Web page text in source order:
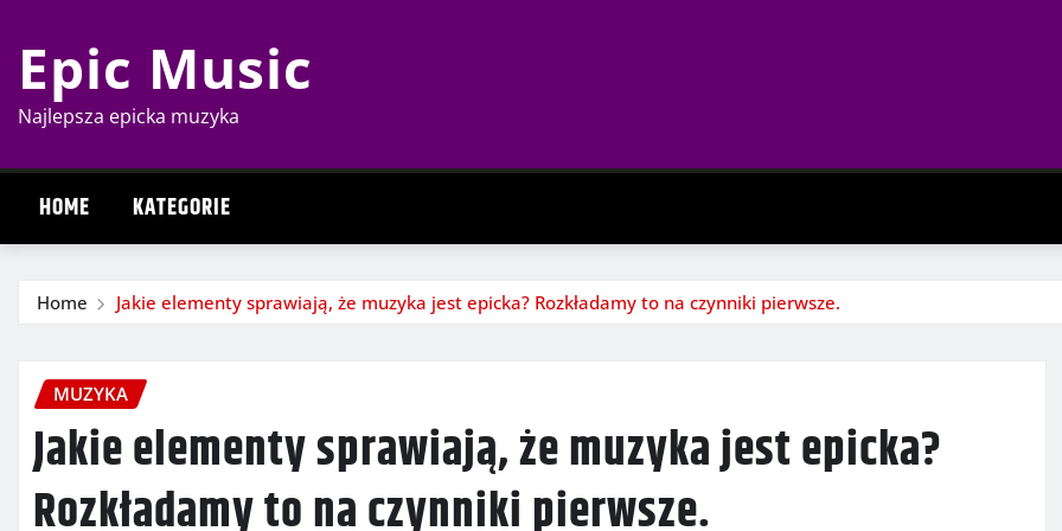
content
Epic Music
Najlepsza epicka muzyka
HOME KATEGORIE
Home Jakie elementy sprawiają, że muzyka jest epicka? Rozkładamy to na czynniki pierwsze.
MUZYKA
Jakie elementy sprawiają, że muzyka jest epicka?
Rozkładamy to na czynniki pierwsze.